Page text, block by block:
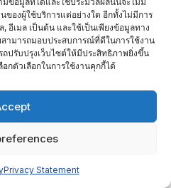
ของผู้ใช้บริการแต่อย่างใด อีกทั้งไม่มีการ
อีเมล เป็นต้น และใช้เป็นเพียงข้อมูลทาง
ามารถมอบประสบการณ์ที่ดีในการใช้งาน
ปรับปรุงเว็บไซต์ให้มีประสิทธิภาพยิ่งขึ้น
กตัวเลือกในการใช้งานคุกกี้ได้
Privacy Statement
การสำคัญระดับส่วนงาน (PA)
ะวิทยาศาสตร์ มหาวิทยาลัยมหิดล
ะวิทยาศาสตร์ มหาวิทยาลัยมหิดล